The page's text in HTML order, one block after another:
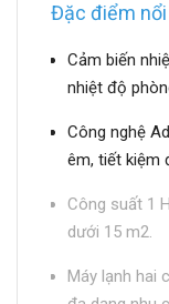
Đặc điểm
Cảm biến
nhiệt độ
Công nghệ
êm, tiết kiệm
Công suất 1
dưới 15 m2.
Máy lạnh hai